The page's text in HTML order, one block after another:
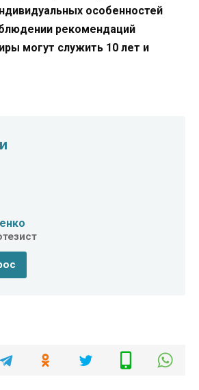
особенностей
рекомендаций
могут служить 10 лет и